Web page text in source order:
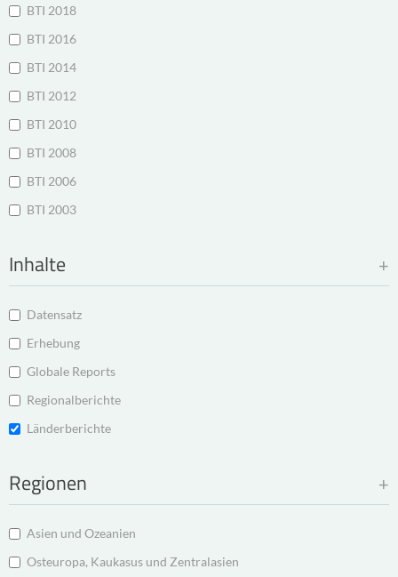
BTI 2018
BTI 2016
BTI 2014
BTI 2012
BTI 2010
BTI 2008
BTI 2006
BTI 2003
Inhalte
Datensatz
Erhebung
Globale Reports
Regionalberichte
Länderberichte
Regionen
Asien und Ozeanien
Osteuropa, Kaukasus und Zentralasien